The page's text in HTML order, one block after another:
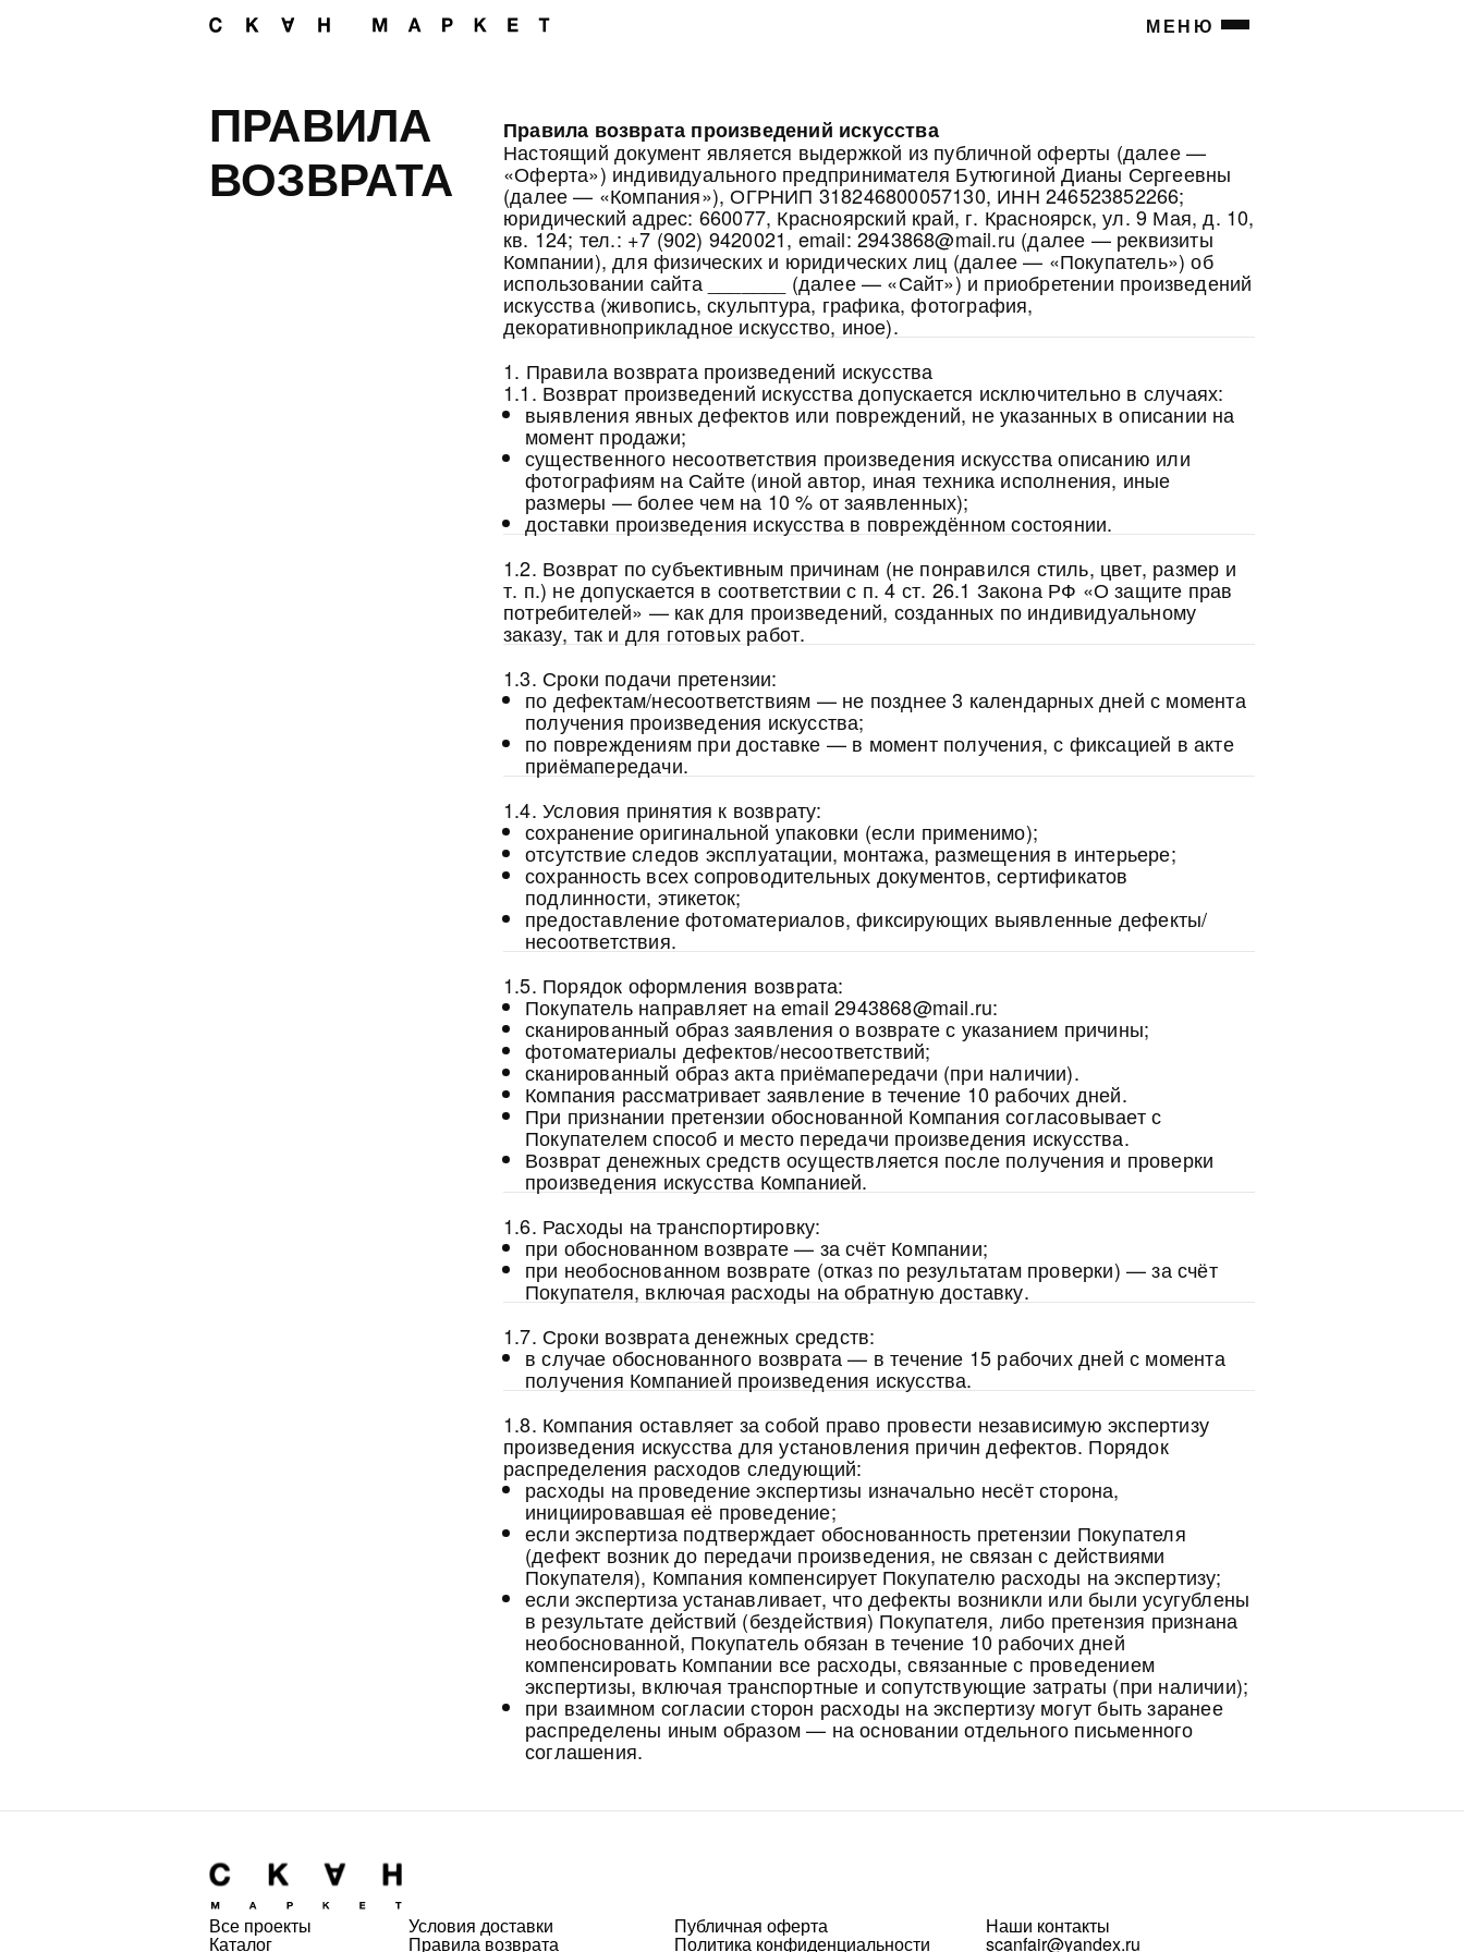
МЕНЮ
ПРАВИЛА
ВОЗВРАТА
Правила возврата произведений искусства
Настоящий документ является выдержкой из публичной оферты (далее —
«Оферта») индивидуального предпринимателя Бутюгиной Дианы Сергеевны
(далее — «Компания»), ОГРНИП 318246800057130, ИНН 246523852266;
юридический адрес: 660077, Красноярский край, г. Красноярск, ул. 9 Мая, д. 10,
кв. 124; тел.: +7 (902) 9420021, email: 2943868@mail.ru (далее — реквизиты
Компании), для физических и юридических лиц (далее — «Покупатель») об
использовании сайта _______ (далее — «Сайт») и приобретении произведений
искусства (живопись, скульптура, графика, фотография,
декоративноприкладное искусство, иное).
1. Правила возврата произведений искусства
1.1. Возврат произведений искусства допускается исключительно в случаях:
выявления явных дефектов или повреждений, не указанных в описании на
момент продажи;
существенного несоответствия произведения искусства описанию или
фотографиям на Сайте (иной автор, иная техника исполнения, иные
размеры — более чем на 10 % от заявленных);
доставки произведения искусства в повреждённом состоянии.
1.2. Возврат по субъективным причинам (не понравился стиль, цвет, размер и
т. п.) не допускается в соответствии с п. 4 ст. 26.1 Закона РФ «О защите прав
потребителей» — как для произведений, созданных по индивидуальному
заказу, так и для готовых работ.
1.3. Сроки подачи претензии:
по дефектам/несоответствиям — не позднее 3 календарных дней с момента
получения произведения искусства;
по повреждениям при доставке — в момент получения, с фиксацией в акте
приёмапередачи.
1.4. Условия принятия к возврату:
сохранение оригинальной упаковки (если применимо);
отсутствие следов эксплуатации, монтажа, размещения в интерьере;
сохранность всех сопроводительных документов, сертификатов
подлинности, этикеток;
предоставление фотоматериалов, фиксирующих выявленные дефекты/
несоответствия.
1.5. Порядок оформления возврата:
Покупатель направляет на email 2943868@mail.ru:
сканированный образ заявления о возврате с указанием причины;
фотоматериалы дефектов/несоответствий;
сканированный образ акта приёмапередачи (при наличии).
Компания рассматривает заявление в течение 10 рабочих дней.
При признании претензии обоснованной Компания согласовывает с
Покупателем способ и место передачи произведения искусства.
Возврат денежных средств осуществляется после получения и проверки
произведения искусства Компанией.
1.6. Расходы на транспортировку:
при обоснованном возврате — за счёт Компании;
при необоснованном возврате (отказ по результатам проверки) — за счёт
Покупателя, включая расходы на обратную доставку.
1.7. Сроки возврата денежных средств:
в случае обоснованного возврата — в течение 15 рабочих дней с момента
получения Компанией произведения искусства.
1.8. Компания оставляет за собой право провести независимую экспертизу
произведения искусства для установления причин дефектов. Порядок
распределения расходов следующий:
расходы на проведение экспертизы изначально несёт сторона,
инициировавшая её проведение;
если экспертиза подтверждает обоснованность претензии Покупателя
(дефект возник до передачи произведения, не связан с действиями
Покупателя), Компания компенсирует Покупателю расходы на экспертизу;
если экспертиза устанавливает, что дефекты возникли или были усугублены
в результате действий (бездействия) Покупателя, либо претензия признана
необоснованной, Покупатель обязан в течение 10 рабочих дней
компенсировать Компании все расходы, связанные с проведением
экспертизы, включая транспортные и сопутствующие затраты (при наличии);
при взаимном согласии сторон расходы на экспертизу могут быть заранее
распределены иным образом — на основании отдельного письменного
соглашения.
Все проекты
Каталог
Условия доставки
Правила возврата
Публичная оферта
Политика конфиденциальности
Наши контакты
scanfair@yandex.ru